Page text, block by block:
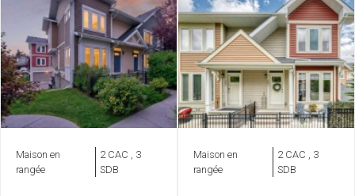
Maison en
rangée
2 CAC , 3
SDB
Maison en
rangée
2 CAC , 3
SDB